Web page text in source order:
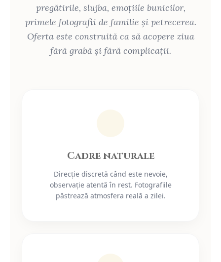
pregătirile, slujba, emoțiile bunicilor,
primele fotografii de familie și petrecerea.
Oferta este construită ca să acopere ziua
fără grabă și fără complicații.
Cadre naturale
Direcție discretă când este nevoie,
observație atentă în rest. Fotografiile
păstrează atmosfera reală a zilei.